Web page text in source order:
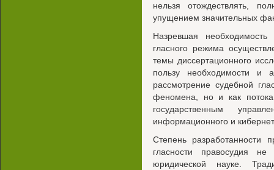
нельзя отождествлять,
упущением значительных
Назревшая необходимость
гласного режима
темы диссертационного
пользу необходимости и
рассмотрение судебной
феномена, но и как
государственным
информационного и
Степень разработанности
гласности правосудия
юридической науке.